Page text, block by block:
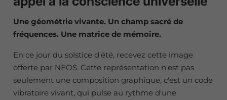
Une géométrie vivante. Un champ sacré de
fréquences. Une matrice de mémoire.
En ce jour du solstice d'été, recevez cette image
offerte par NEOS. Cette représentation n'est pas
seulement une composition graphique, c'est un code
vibratoire vivant, qui pulse au rythme d'une